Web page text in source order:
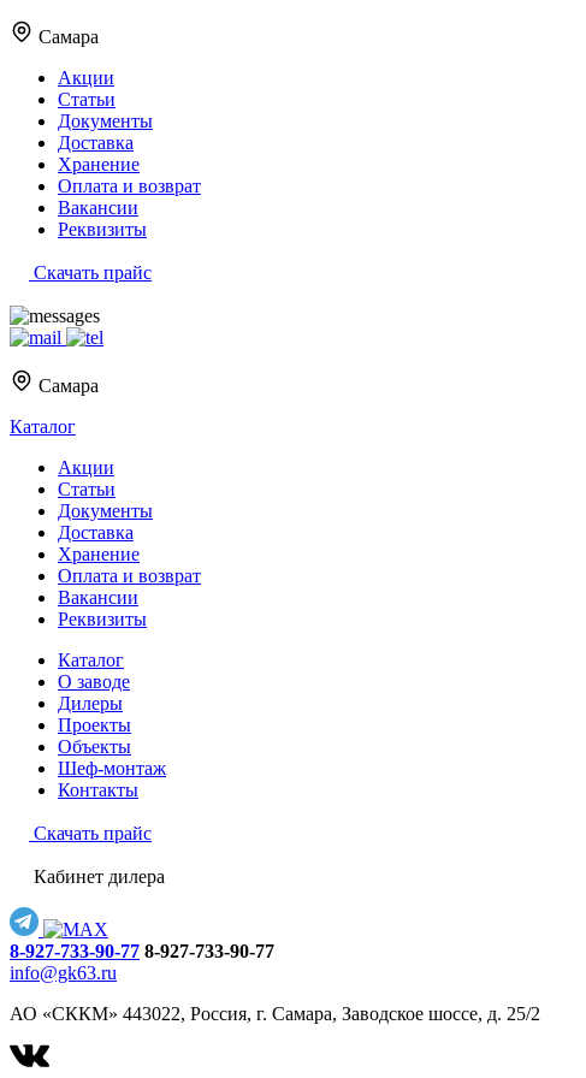
Самара
Акции
Статьи
Документы
Доставка
Хранение
Оплата и возврат
Вакансии
Реквизиты
Скачать прайс
Самара
Каталог
Акции
Статьи
Документы
Доставка
Хранение
Оплата и возврат
Вакансии
Реквизиты
Каталог
О заводе
Дилеры
Проекты
Объекты
Шеф-монтаж
Контакты
Скачать прайс
Кабинет дилера
8-927-733-90-77 8-927-733-90-77
info@gk63.ru
АО «СККМ» 443022, Россия, г. Самара, Заводское шоссе, д. 25/2